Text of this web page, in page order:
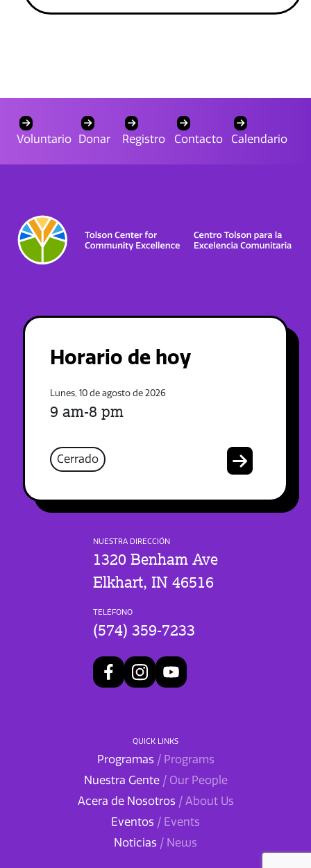
Voluntario Donar Registro Contacto Calendario
Horario de hoy
Lunes, 10 de agosto de 2026
9 am-8 pm
Cerrado
NUESTRA DIRECCIÓN
1320 Benham Ave
Elkhart, IN 46516
TELÉFONO
(574) 359-7233
QUICK LINKS
Programas / Programs
Nuestra Gente / Our People
Acera de Nosotros / About Us
Eventos / Events
Noticias / News